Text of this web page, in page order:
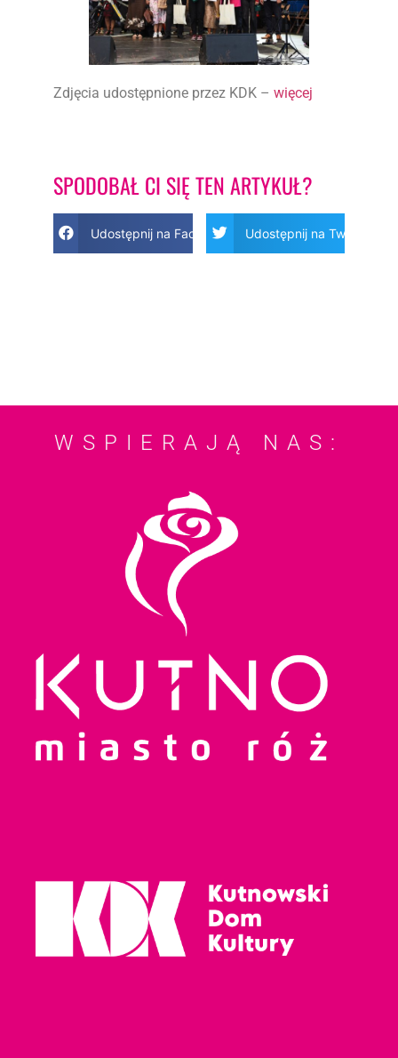
Zdjęcia udostępnione przez KDK – więcej
SPODOBAŁ CI SIĘ TEN ARTYKUŁ?
Udostępnij na Facebook Udostępnij na Twitter
WSPIERAJĄ NAS: